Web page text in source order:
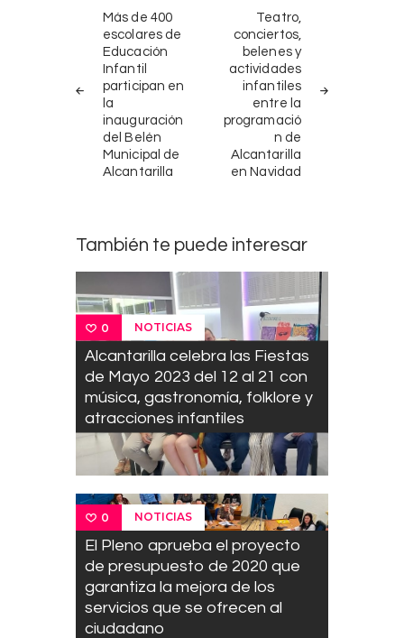
Navegación
entradas
NOTICIAS
ANTERIORES
Más de 400
escolares de
Educación
Infantil
participan en
la
inauguración
del Belén
Municipal de
Alcantarilla
NOTICIA
Teatro,
conciertos,
belenes y
actividades
infantiles
entre la
programació
n de
Alcantarilla
en Navidad
También te puede interesar
0 NOTICIAS
Alcantarilla celebra las Fiestas
de Mayo 2023 del 12 al 21 con
música, gastronomía, folklore y
atracciones infantiles
0 NOTICIAS
El Pleno aprueba el proyecto
de presupuesto de 2020 que
garantiza la mejora de los
servicios que se ofrecen al
ciudadano